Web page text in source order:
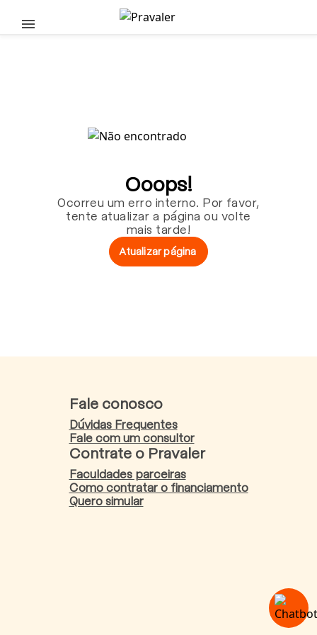
Pular para o conteúdo principal
Ooops!
Ocorreu um erro interno. Por favor,
tente atualizar a página ou volte
mais tarde!
Atualizar página
Fale conosco
Dúvidas Frequentes
Fale com um consultor
Contrate o Pravaler
Faculdades parceiras
Como contratar o financiamento
Quero simular